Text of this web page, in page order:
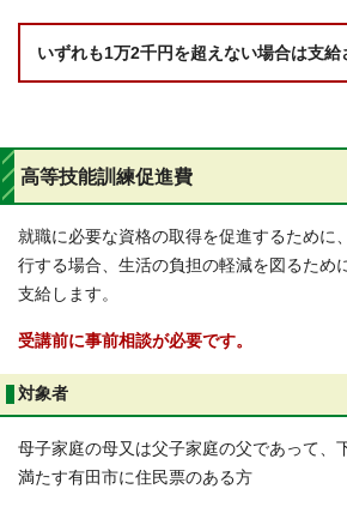
いずれも1万2千円を超えない場合は支給
高等技能訓練促進費
就職に必要な資格の取得を促進するために
行する場合、生活の負担の軽減を図るため
支給します。
受講前に事前相談が必要です。
対象者
母子家庭の母又は父子家庭の父であって、
満たす有田市に住民票のある方